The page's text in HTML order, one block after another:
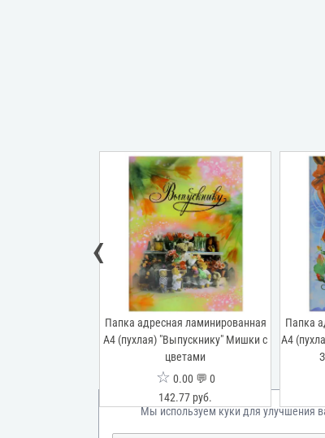
Папка адресная ламинированная
А4 (пухлая) "Выпускнику" Мишки с
цветами
☆ 0.00 💬 0
142.77 руб.
Папка
А4
‹
Мы используем куки для улучшения